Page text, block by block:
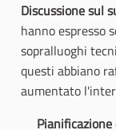
Discussione sul
hanno espresso
sopralluoghi
questi abbiano
aumentato